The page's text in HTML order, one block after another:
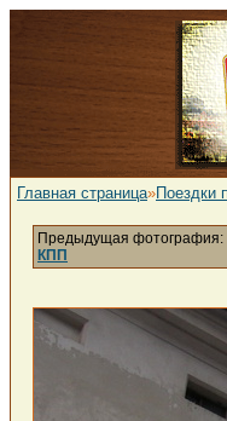
Главная страница»Поездки
Предыдущая фотография:
КПП